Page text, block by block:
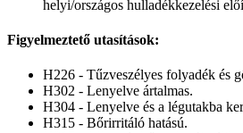
helyi/országos hulladékkezelési
Figyelmeztető utasítások:
H226 - Tűzveszélyes folyadék és
H302 - Lenyelve ártalmas.
H304 - Lenyelve és a légutakba
H315 - Bőrirritáló hatású.